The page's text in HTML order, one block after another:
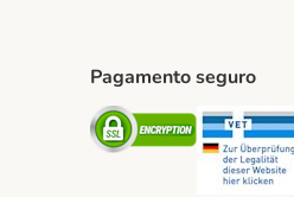
Method
Pagamento seguro
Security